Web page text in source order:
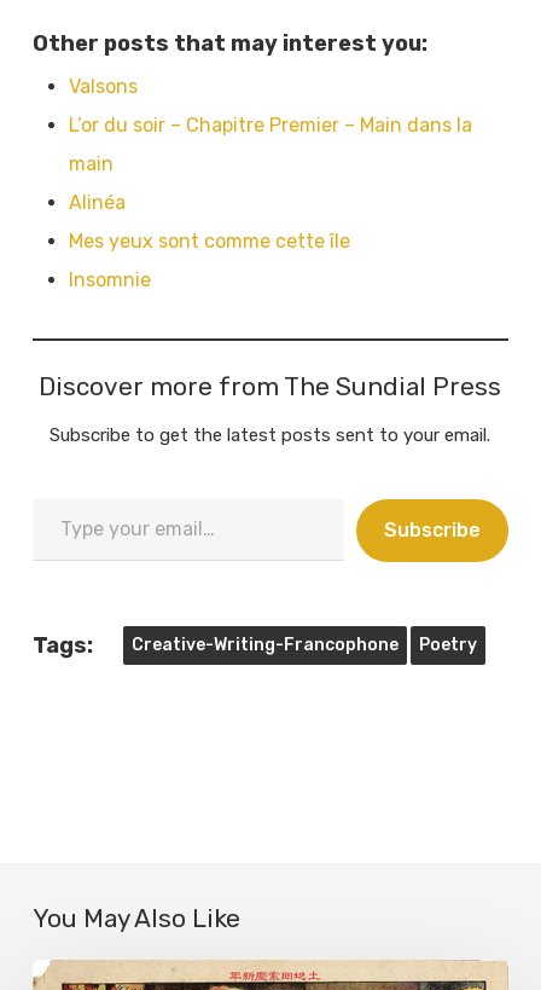
Other posts that may interest you:
Valsons
L’or du soir – Chapitre Premier – Main dans la
main
Alinéa
Mes yeux sont comme cette île
Insomnie
Discover more from The Sundial Press
Subscribe to get the latest posts sent to your email.
your
email…
Subscribe
Tags: Creative-Writing-Francophone Poetry
You May Also Like
House